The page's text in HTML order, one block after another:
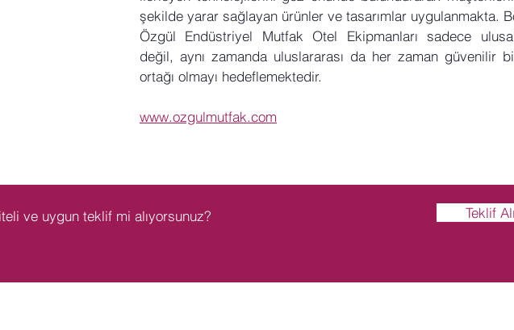
şekilde yarar sağlayan ürünler ve tasarımlar uygulanmakta.
Özgül Endüstriyel Mutfak Otel Ekipmanları sadece
değil, aynı zamanda uluslararası da her zaman güvenilir
ortağı olmayı hedeflemektedir.
www.ozgulmutfak.com
ve uygun teklif mi alıyorsunuz? Teklif